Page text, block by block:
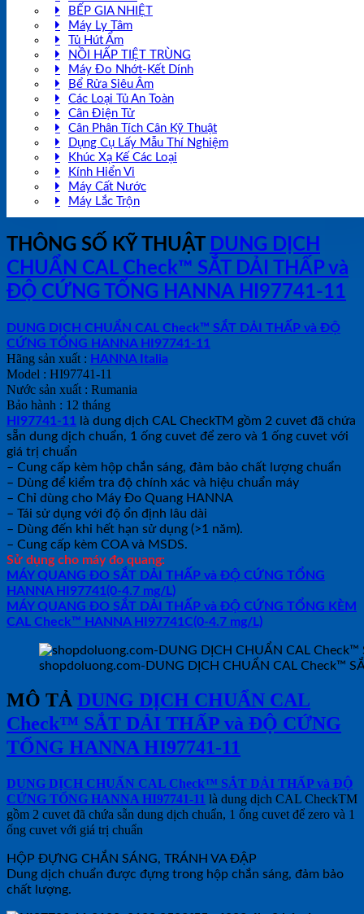
BẾP GIA NHIỆT
Máy Ly Tâm
Tủ Hút Ẩm
NỒI HẤP TIỆT TRÙNG
Máy Đo Nhớt-Kết Dính
Bể Rửa Siêu Âm
Các Loại Tủ An Toàn
Cân Điện Tử
Cân Phân Tích Cân Kỹ Thuật
Dụng Cụ Lấy Mẫu Thí Nghiệm
Khúc Xạ Kế Các Loại
Kính Hiển Vi
Máy Cất Nước
Máy Lắc Trộn
THÔNG SỐ KỸ THUẬT DUNG DỊCH
CHUẨN CAL Check™ SẮT DẢI THẤP và
ĐỘ CỨNG TỔNG HANNA HI97741-11
DUNG DỊCH CHUẨN CAL Check™ SẮT DẢI THẤP và ĐỘ
CỨNG TỔNG HANNA HI97741-11
Hãng sản xuất : HANNA Italia
Model : HI97741-11
Nước sản xuất : Rumania
Bảo hành : 12 tháng
HI97741-11 là dung dịch CAL CheckTM gồm 2 cuvet đã chứa
sẵn dung dịch chuẩn, 1 ống cuvet để zero và 1 ống cuvet với
giá trị chuẩn
– Cung cấp kèm hộp chắn sáng, đảm bảo chất lượng chuẩn
– Dùng để kiểm tra độ chính xác và hiệu chuẩn máy
– Chỉ dùng cho Máy Đo Quang HANNA
– Tái sử dụng với độ ổn định lâu dài
– Dùng đến khi hết hạn sử dụng (>1 năm).
– Cung cấp kèm COA và MSDS.
Sử dụng cho máy đo quang:
MÁY QUANG ĐO SẮT DẢI THẤP và ĐỘ CỨNG TỔNG
HANNA HI97741(0-4.7 mg/L)
MÁY QUANG ĐO SẮT DẢI THẤP và ĐỘ CỨNG TỔNG KÈM
CAL Check™ HANNA HI97741C(0-4.7 mg/L)
shopdoluong.com-DUNG DỊCH CHUẨN CAL Check™
MÔ TẢ DUNG DỊCH CHUẨN CAL
Check™ SẮT DẢI THẤP và ĐỘ CỨNG
TỔNG HANNA HI97741-11
DUNG DỊCH CHUẨN CAL Check™ SẮT DẢI THẤP và ĐỘ
CỨNG TỔNG HANNA HI97741-11 là dung dịch CAL CheckTM
gồm 2 cuvet đã chứa sẵn dung dịch chuẩn, 1 ống cuvet để zero và 1
ống cuvet với giá trị chuẩn
HỘP ĐỰNG CHẮN SÁNG, TRÁNH VA ĐẬP
Dung dịch chuẩn được đựng trong hộp chắn sáng, đảm bảo
chất lượng.